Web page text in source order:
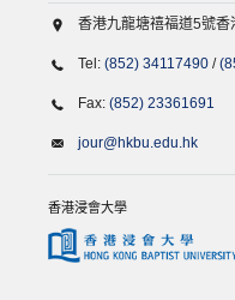
香港九龍塘禧福道5號
Tel: (852) 34117490 /
Fax: (852) 23361691
jour@hkbu.edu.hk
香港浸會大學